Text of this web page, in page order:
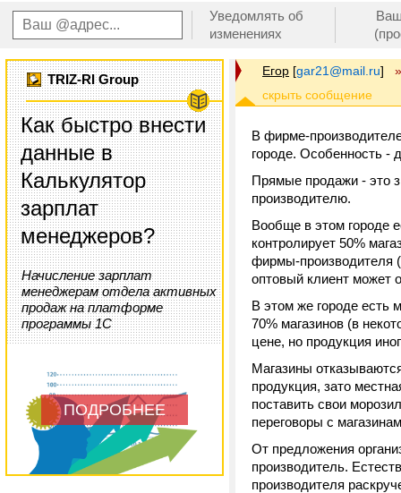
Уведомлять об
изменениях
TRIZ-RI Group
Как быстро внести
данные в
Калькулятор
зарплат
менеджеров?
Начисление зарплат
менеджерам отдела активных
продаж на платформе
программы 1С
ПОДРОБНЕЕ
Егор [gar21@mail.ru] »
В фирме-
городе. Особенность -
Прямые продажи - это
производителю.
Вообще в этом городе
контролирует 50%
фирмы-производителя
оптовый клиент может
В этом же городе есть
70% магазинов (в
цене, но продукция
Магазины
продукция, зато
поставить свои
переговоры с
От предложения
производитель.
производителя